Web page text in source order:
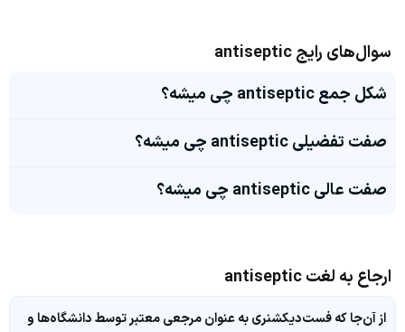
سوال‌های رایج antiseptic
شکل جمع antiseptic چی میشه؟
صفت تفضیلی antiseptic چی میشه؟
صفت عالی antiseptic چی میشه؟
ارجاع به لغت antiseptic
از آن‌جا که فست‌دیکشنری به عنوان مرجعی معتبر توسط دانشگاه‌ها و